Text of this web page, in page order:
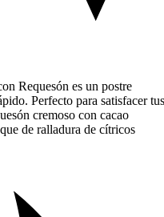
Requesón es un postre
Perfecto para satisfacer tus
cremoso con cacao
de ralladura de cítricos